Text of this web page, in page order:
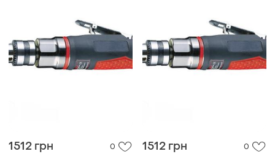
1512 грн 0 1512 грн 0